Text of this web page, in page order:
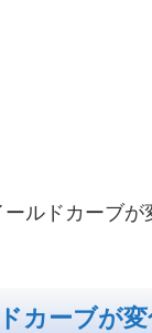
ールドカーブ
カーブが変